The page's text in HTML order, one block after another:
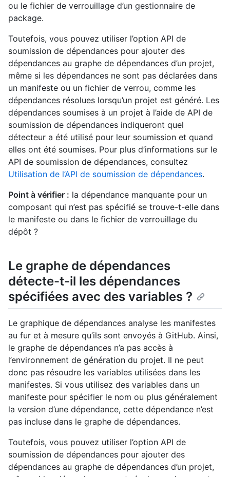
ou le fichier de verrouillage d’un gestionnaire de
package.
Toutefois, vous pouvez utiliser l’option API de
soumission de dépendances pour ajouter des
dépendances au graphe de dépendances d’un projet,
même si les dépendances ne sont pas déclarées dans
un manifeste ou un fichier de verrou, comme les
dépendances résolues lorsqu’un projet est généré. Les
dépendances soumises à un projet à l’aide de API de
soumission de dépendances indiqueront quel
détecteur a été utilisé pour leur soumission et quand
elles ont été soumises. Pour plus d’informations sur le
API de soumission de dépendances, consultez
Utilisation de l’API de soumission de dépendances.
Point à vérifier : la dépendance manquante pour un
composant qui n’est pas spécifié se trouve-t-elle dans
le manifeste ou dans le fichier de verrouillage du
dépôt ?
Le graphe de dépendances
détecte-t-il les dépendances
spécifiées avec des variables ?
Le graphique de dépendances analyse les manifestes
au fur et à mesure qu’ils sont envoyés à GitHub. Ainsi,
le graphe de dépendances n’a pas accès à
l’environnement de génération du projet. Il ne peut
donc pas résoudre les variables utilisées dans les
manifestes. Si vous utilisez des variables dans un
manifeste pour spécifier le nom ou plus généralement
la version d’une dépendance, cette dépendance n’est
pas incluse dans le graphe de dépendances.
Toutefois, vous pouvez utiliser l’option API de
soumission de dépendances pour ajouter des
dépendances au graphe de dépendances d’un projet,